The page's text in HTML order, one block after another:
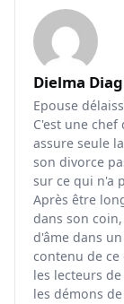
Dielma
Epouse
C'est une
assure seule
son divorce
sur ce qui n'a
Après être
dans son
d'âme dans
contenu de ce
les lecteurs
les démons